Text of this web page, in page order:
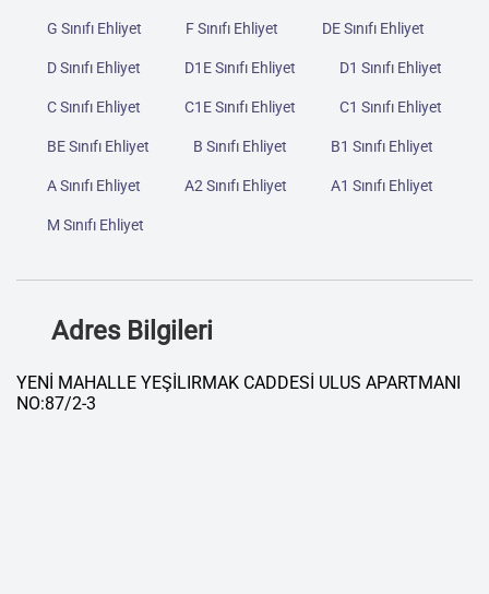
G Sınıfı Ehliyet F Sınıfı Ehliyet DE Sınıfı Ehliyet
D Sınıfı Ehliyet D1E Sınıfı Ehliyet D1 Sınıfı Ehliyet
C Sınıfı Ehliyet C1E Sınıfı Ehliyet C1 Sınıfı Ehliyet
BE Sınıfı Ehliyet B Sınıfı Ehliyet B1 Sınıfı Ehliyet
A Sınıfı Ehliyet A2 Sınıfı Ehliyet A1 Sınıfı Ehliyet
M Sınıfı Ehliyet
Adres Bilgileri
YENİ MAHALLE YEŞİLIRMAK CADDESİ ULUS APARTMANI
NO:87/2-3